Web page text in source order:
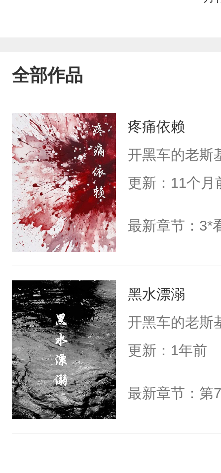
全部作品
疼痛依赖
开黑车的老斯
更新：11个月
最新章节：3*
黑水漂溺
开黑车的老斯
更新：1年前
最新章节：第